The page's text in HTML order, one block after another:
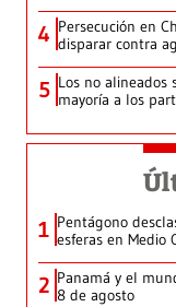
4 Persecución en
disparar contra
5 Los no
mayoría a los
1 Pentágono
esferas en Medio
2 Panamá y el
8 de agosto